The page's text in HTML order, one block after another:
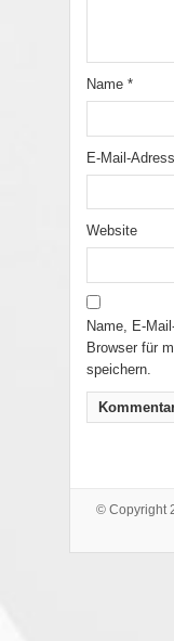
Name *
E-Mail-
Website
Name, E-
Browser für
speichern.
© Copyright